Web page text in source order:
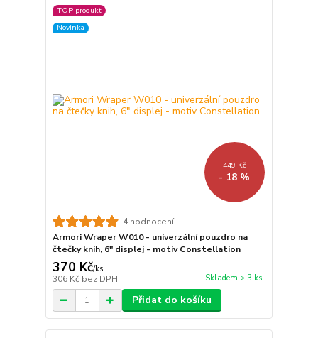
TOP produkt
Novinka
449 Kč
- 18 %
4 hodnocení
Armori Wraper W010 - univerzální pouzdro na
čtečky knih, 6" displej - motiv Constellation
370 Kč/ks
306 Kč bez DPH Skladem > 3 ks
Přidat do košíku